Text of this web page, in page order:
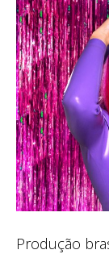
Produção